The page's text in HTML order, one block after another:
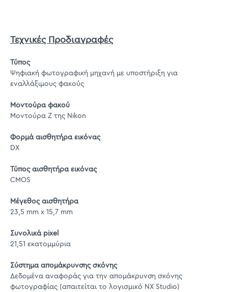
Τεχνικές Προδιαγραφές
Τύπος
Ψηφιακή φωτογραφική μηχανή με υποστήριξη για
εναλλάξιμους φακούς
Μοντούρα φακού
Μοντούρα Ζ της Nikon
Φορμά αισθητήρα εικόνας
DX
Τύπος αισθητήρα εικόνας
CMOS
Μέγεθος αισθητήρα
23,5 mm x 15,7 mm
Συνολικά pixel
21,51 εκατομμύρια
Σύστημα απομάκρυνσης σκόνης
Δεδομένα αναφοράς για την απομάκρυνση σκόνης
φωτογραφίας (απαιτείται το λογισμικό NX Studio)